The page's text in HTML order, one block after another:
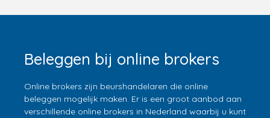
Beleggen bij online brokers
Online brokers zijn beurshandelaren die online
beleggen mogelijk maken. Er is een groot aanbod aan
verschillende online brokers in Nederland waarbij u kunt